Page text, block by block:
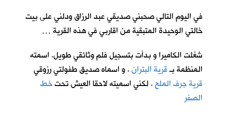
في اليوم التالي صحبني صديقي عبد الرزاق ودلني على بيت
خالتي الوحيدة المتبقية من اقاربي في هذه القرية …
شغلت الكاميرا و بدأت بتسجيل فلم وثائقي طويل. اسمته
المنظمة بـقرية البتران. و اسماه صديق طفولتي رزوقي
قرية جرف الملح. لكني اسميته لاحقا العيش تحتخط
الصفر